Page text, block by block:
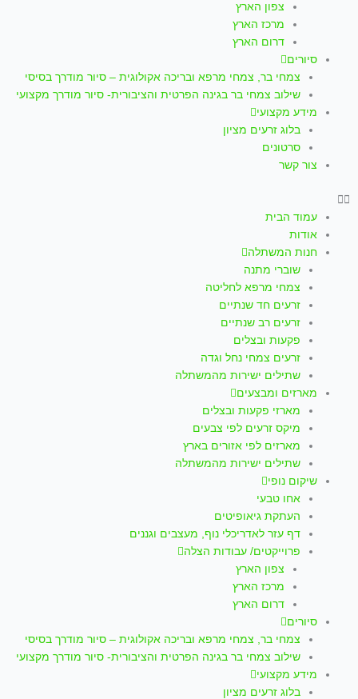
צפון הארץ
מרכז הארץ
דרום הארץ
סיורים
צמחי בר, צמחי מרפא ובריכה אקולוגית – סיור מודרך בסיסי
שילוב צמחי בר בגינה הפרטית והציבורית- סיור מודרך מקצועי
מידע מקצועי
בלוג זרעים מציון
סרטונים
צור קשר
עמוד הבית
אודות
חנות המשתלה
שוברי מתנה
צמחי מרפא לחליטה
זרעים חד שנתיים
זרעים רב שנתיים
פקעות ובצלים
זרעים צמחי נחל וגדה
שתילים ישירות מהמשתלה
מארזים ומבצעים
מארזי פקעות ובצלים
מיקס זרעים לפי צבעים
מארזים לפי אזורים בארץ
שתילים ישירות מהמשתלה
שיקום נופי
אחו טבעי
העתקת גיאופיטים
דף עזר לאדריכלי נוף, מעצבים וגננים
פרוייקטים/ עבודות הצלה
צפון הארץ
מרכז הארץ
דרום הארץ
סיורים
צמחי בר, צמחי מרפא ובריכה אקולוגית – סיור מודרך בסיסי
שילוב צמחי בר בגינה הפרטית והציבורית- סיור מודרך מקצועי
מידע מקצועי
בלוג זרעים מציון